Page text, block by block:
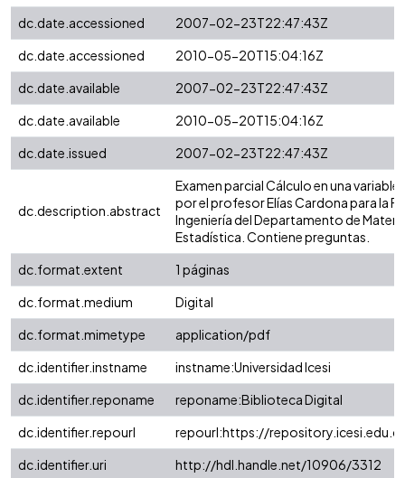
dc.date.accessioned
2007-02-23T22:47:43Z
dc.date.accessioned
2010-05-20T15:04:16Z
dc.date.available
2007-02-23T22:47:43Z
dc.date.available
2010-05-20T15:04:16Z
dc.date.issued
2007-02-23T22:47:43Z
dc.description.abstract
Examen parcial Cálculo en una
por el profesor Elías Cardona para la
Ingeniería del Departamento de
Estadística. Contiene preguntas.
dc.format.extent
1 páginas
dc.format.medium
Digital
dc.format.mimetype
application/pdf
dc.identifier.instname
instname:Universidad Icesi
dc.identifier.reponame
reponame:Biblioteca Digital
dc.identifier.repourl
repourl:https://
dc.identifier.uri
http://hdl.handle.net/10906/3312